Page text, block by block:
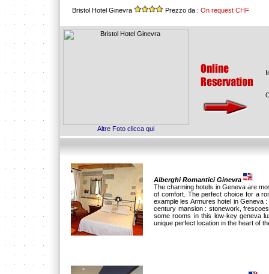
Bristol Hotel Ginevra Prezzo da : On request CHF
Altre Foto clicca qui
Alberghi Romantici Ginevra
The charming hotels in Geneva are
of comfort. The perfect choice for a
example les Armures hotel in Geneva
century mansion : stonework,
some rooms in this low-key geneva
unique perfect location in the heart of